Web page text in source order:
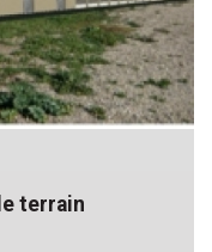
terrain